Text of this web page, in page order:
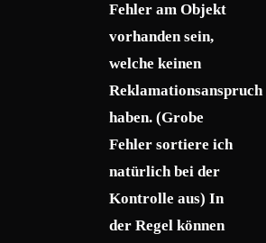
Fehler am Objekt
vorhanden sein,
welche keinen
Reklamationsanspruch
haben. (Grobe
Fehler sortiere ich
natürlich bei der
Kontrolle aus) In
der Regel können